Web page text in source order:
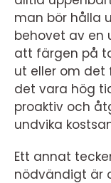
man bör hålla
behovet av en
att färgen på
ut eller om det
det vara hög
proaktiv och
undvika
Ett annat
nödvändigt är